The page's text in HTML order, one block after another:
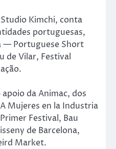
Kimchi, conta
portuguesas,
— Portuguese Short
de Vilar, Festival
da Animac, dos
Mujeres en la Industria
Festival, Bau
de Barcelona,
Market.